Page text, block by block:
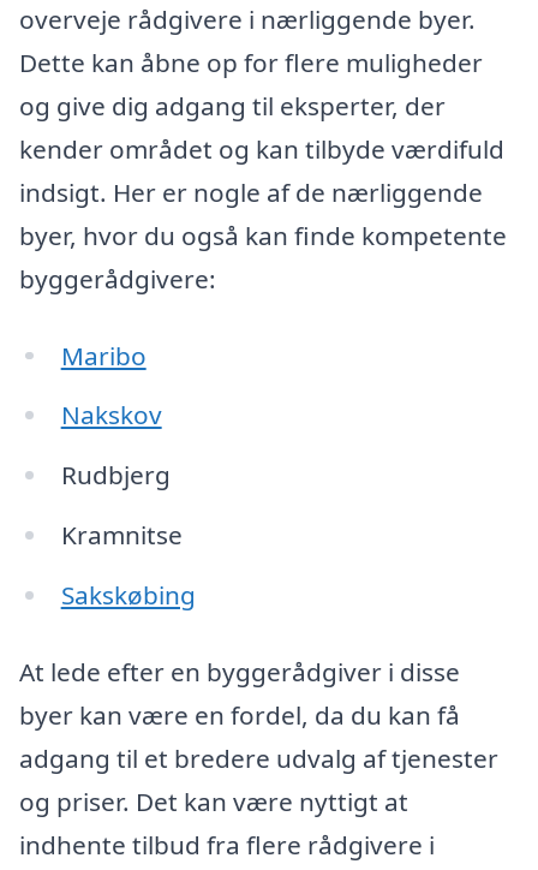
overveje rådgivere i nærliggende byer.
Dette kan åbne op for flere muligheder
og give dig adgang til eksperter, der
kender området og kan tilbyde værdifuld
indsigt. Her er nogle af de nærliggende
byer, hvor du også kan finde kompetente
byggerådgivere:
Maribo
Nakskov
Rudbjerg
Kramnitse
Sakskøbing
At lede efter en byggerådgiver i disse
byer kan være en fordel, da du kan få
adgang til et bredere udvalg af tjenester
og priser. Det kan være nyttigt at
indhente tilbud fra flere rådgivere i